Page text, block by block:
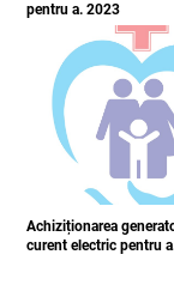
pentru a. 2023
Achiziționarea
curent electric pentru